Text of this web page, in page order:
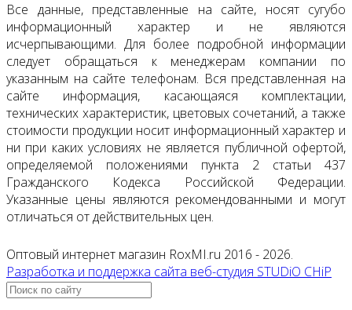
Все данные, представленные на сайте, носят сугубо
информационный характер и не являются
исчерпывающими. Для более подробной информации
следует обращаться к менеджерам компании по
указанным на сайте телефонам. Вся представленная на
сайте информация, касающаяся комплектации,
технических характеристик, цветовых сочетаний, а также
стоимости продукции носит информационный характер и
ни при каких условиях не является публичной офертой,
определяемой положениями пункта 2 статьи 437
Гражданского Кодекса Российской Федерации.
Указанные цены являются рекомендованными и могут
отличаться от действительных цен.
Оптовый интернет магазин RoxMI.ru 2016 - 2026.
Разработка и поддержка сайта веб-студия STUDiO CHiP